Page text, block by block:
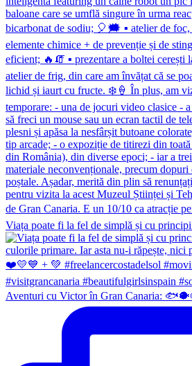
Viața poate fi la fel de simplă și cu
Aventuri cu Victor în Gran Canaria: